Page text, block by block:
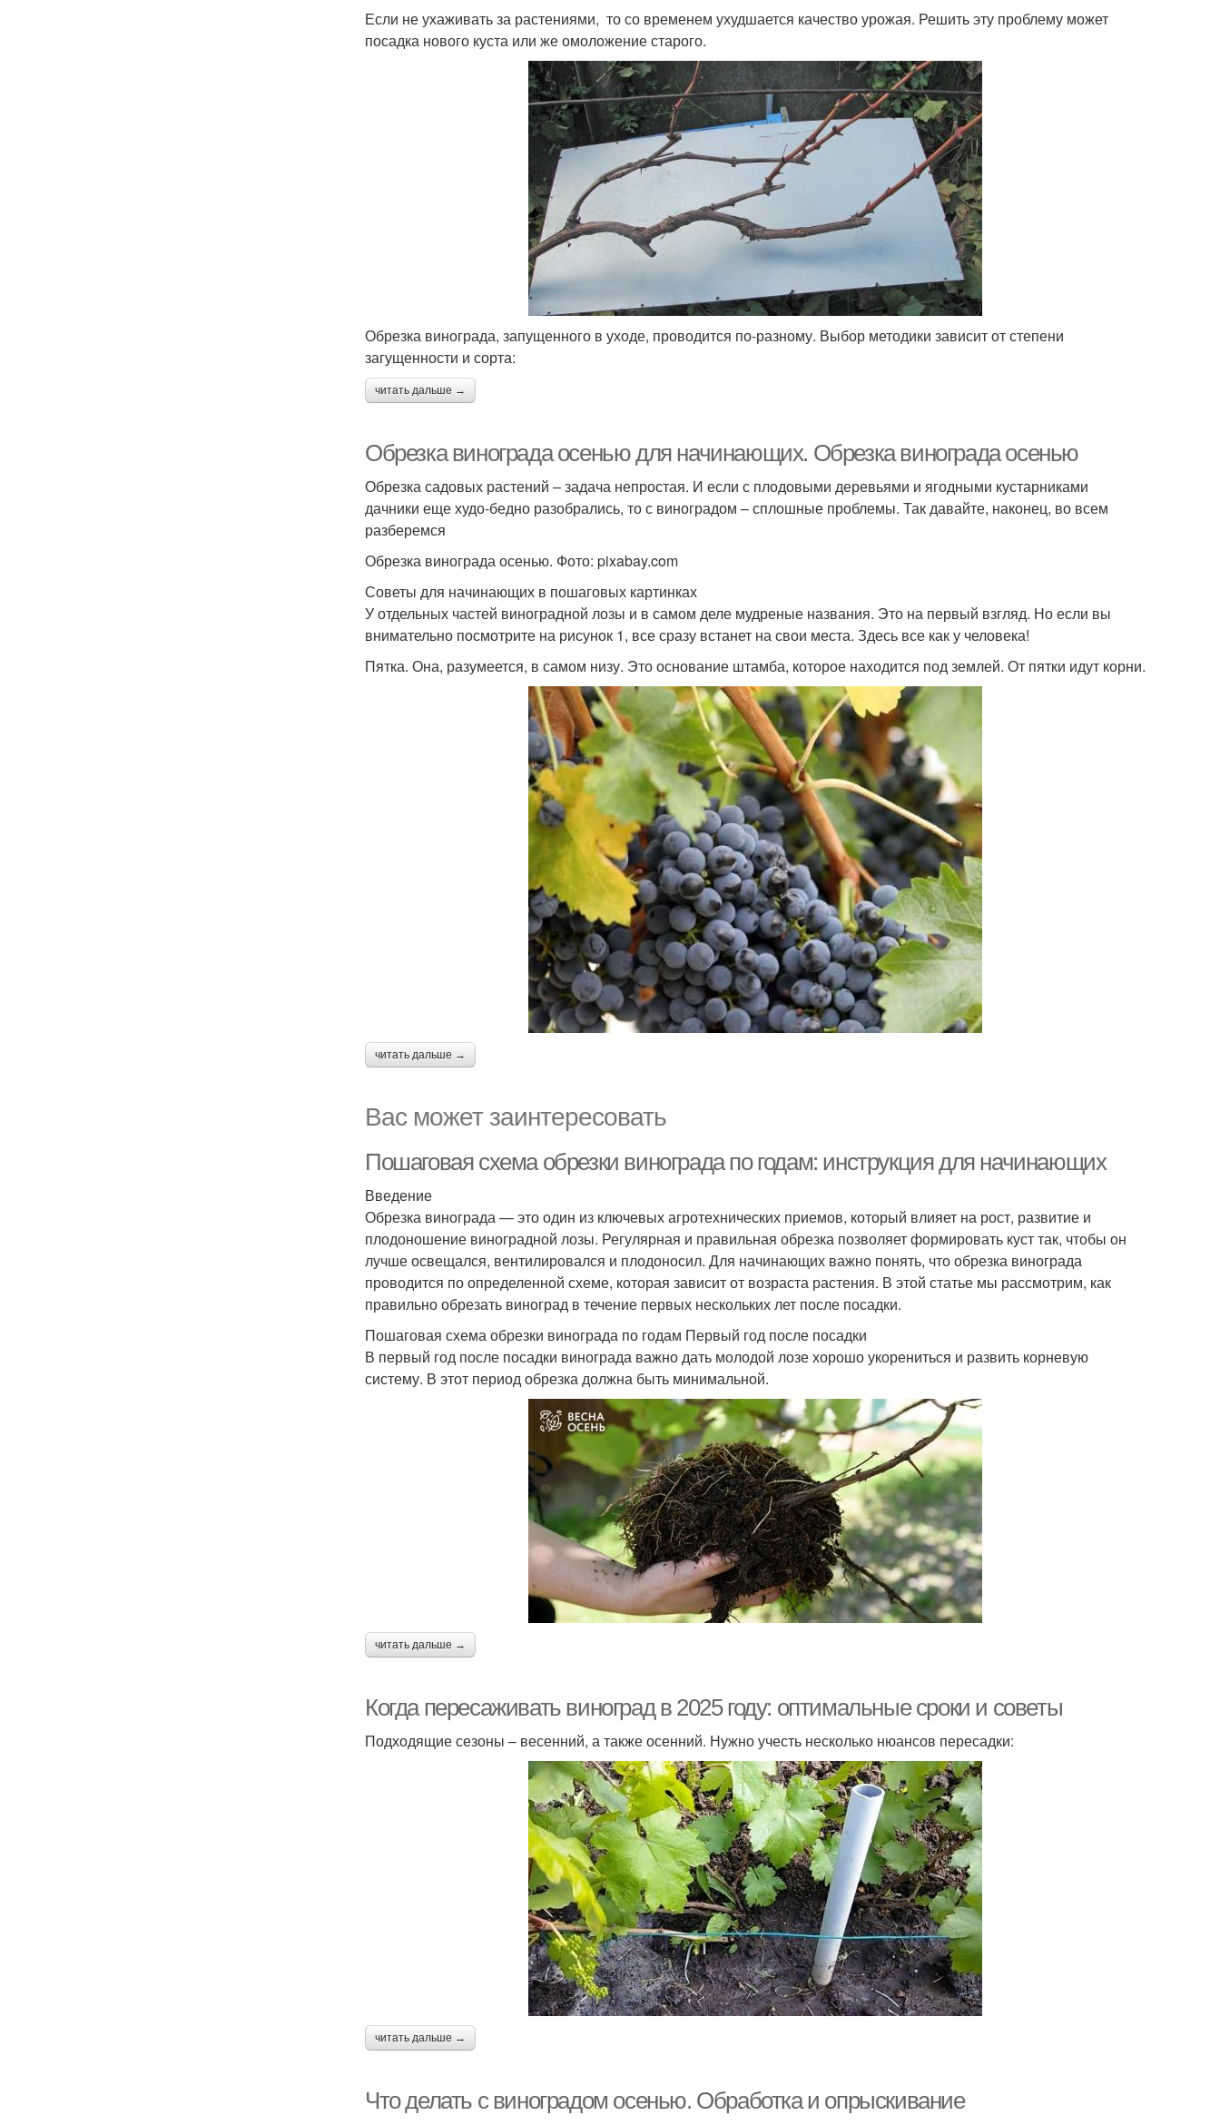
Если не ухаживать за растениями, то со временем ухудшается качество урожая. Решить эту проблему может
посадка нового куста или же омоложение старого.
Обрезка винограда, запущенного в уходе, проводится по-разному. Выбор методики зависит от степени
загущенности и сорта:
читать дальше →
Обрезка винограда осенью для начинающих. Обрезка винограда осенью
Обрезка садовых растений – задача непростая. И если с плодовыми деревьями и ягодными кустарниками
дачники еще худо-бедно разобрались, то с виноградом – сплошные проблемы. Так давайте, наконец, во всем
разберемся
Обрезка винограда осенью. Фото: pixabay.com
Советы для начинающих в пошаговых картинках
У отдельных частей виноградной лозы и в самом деле мудреные названия. Это на первый взгляд. Но если вы
внимательно посмотрите на рисунок 1, все сразу встанет на свои места. Здесь все как у человека!
Пятка. Она, разумеется, в самом низу. Это основание штамба, которое находится под землей. От пятки идут корни.
читать дальше →
Вас может заинтересовать
Пошаговая схема обрезки винограда по годам: инструкция для начинающих
Введение
Обрезка винограда — это один из ключевых агротехнических приемов, который влияет на рост, развитие и
плодоношение виноградной лозы. Регулярная и правильная обрезка позволяет формировать куст так, чтобы он
лучше освещался, вентилировался и плодоносил. Для начинающих важно понять, что обрезка винограда
проводится по определенной схеме, которая зависит от возраста растения. В этой статье мы рассмотрим, как
правильно обрезать виноград в течение первых нескольких лет после посадки.
Пошаговая схема обрезки винограда по годам Первый год после посадки
В первый год после посадки винограда важно дать молодой лозе хорошо укорениться и развить корневую
систему. В этот период обрезка должна быть минимальной.
читать дальше →
Когда пересаживать виноград в 2025 году: оптимальные сроки и советы
Подходящие сезоны – весенний, а также осенний. Нужно учесть несколько нюансов пересадки:
читать дальше →
Что делать с виноградом осенью. Обработка и опрыскивание